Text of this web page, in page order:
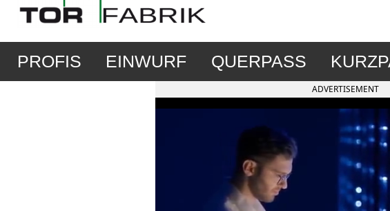
PROFIS EINWURF QUERPASS
ADVERTISEMENT